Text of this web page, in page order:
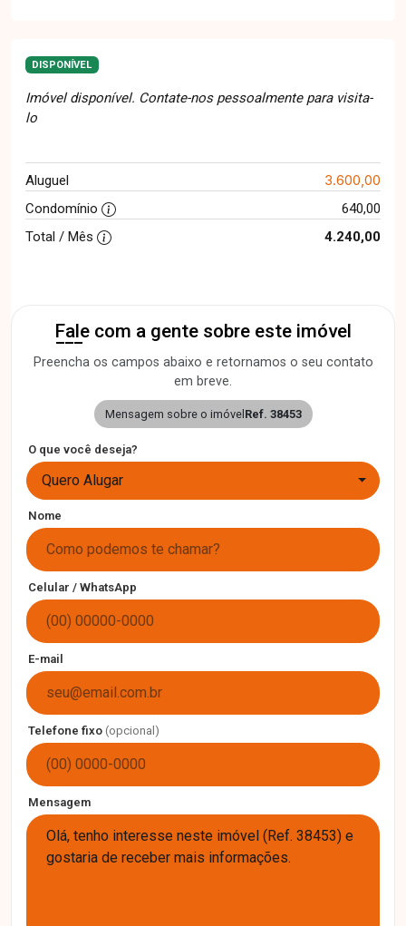
DISPONÍVEL
Imóvel disponível. Contate-nos pessoalmente para visita-
lo
Aluguel 3.600,00
Condomínio
640,00
Total / Mês
4.240,00
Fale com a gente sobre este imóvel
Preencha os campos abaixo e retornamos o seu contato
em breve.
Mensagem sobre o imóvelRef. 38453
O que você deseja?
Quero Alugar
Nome
Celular / WhatsApp
E-mail
Telefone fixo (opcional)
Mensagem